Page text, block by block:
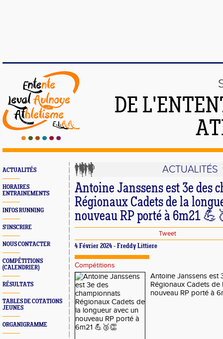
DE
ACTUALITÉS
HORAIRES
ENTRAINEMENTS
INFOS RUNNING
S'INSCRIRE
NOUS CONTACTER
COMPÉTITIONS
(CALENDRIER)
RÉSULTATS
TABLES DE COTATIONS
JEUNES
ORGANIGRAMME
ACTUALITÉS
Antoine Janssens est 3e des
Régionaux Cadets de la
nouveau RP porté à 6m21
Tweet
4 Février 2024 - Freddy Littiere
Compétitions
Antoine Janssens est
Régionaux Cadets
nouveau RP porté à